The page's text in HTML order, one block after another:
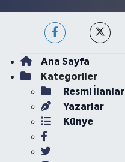
Ana Sayfa
Kategoriler
Resmi İlanlar
Yazarlar
Künye